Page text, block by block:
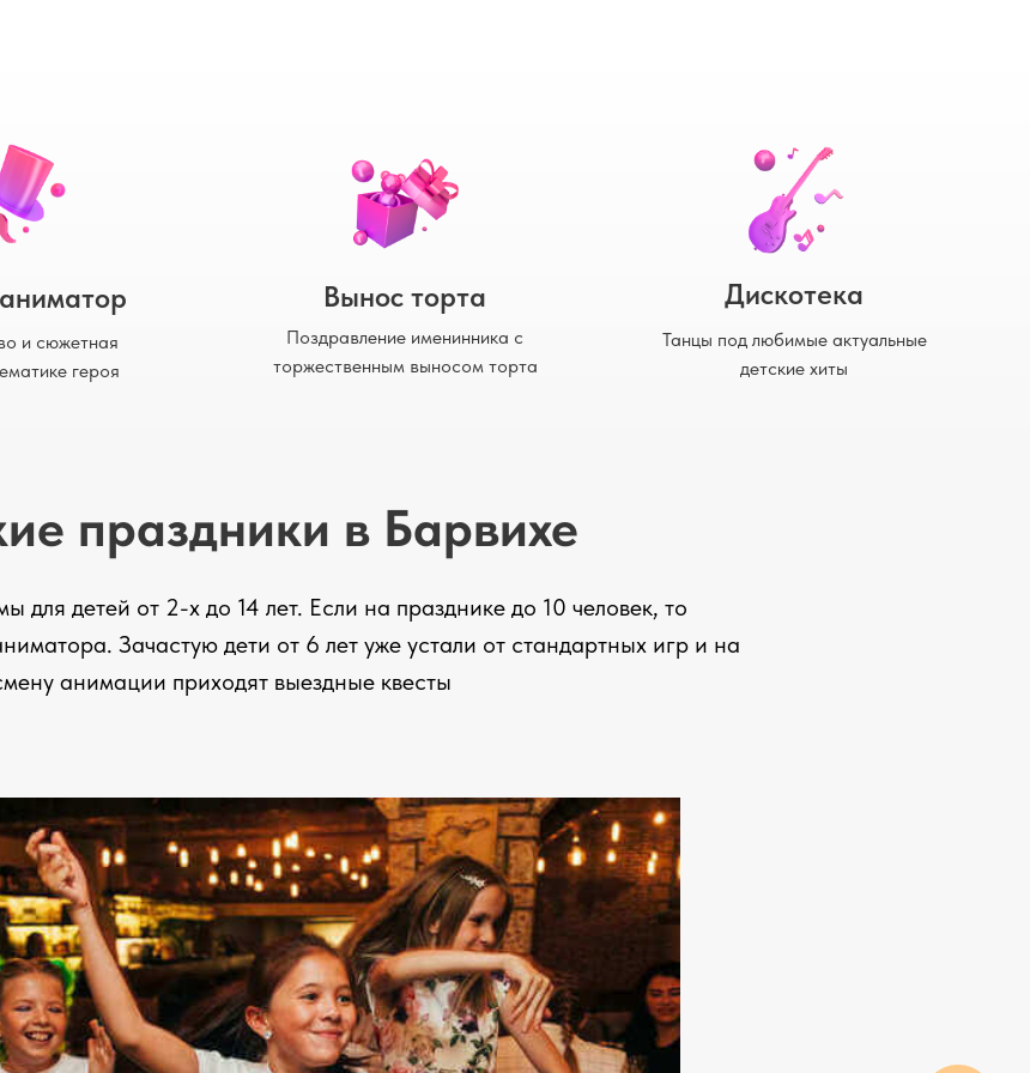
и сюжетная
героя
Вынос торта
Поздравление именинника с
торжественным выносом торта
Дискотека
Танцы под любимые актуальные
детские хиты
детей от 2-х до 14 лет. Если на празднике до 10 человек, то
Зачастую дети от 6 лет уже устали от стандартных игр и на
анимации приходят выездные квесты
праздники в Барвихе